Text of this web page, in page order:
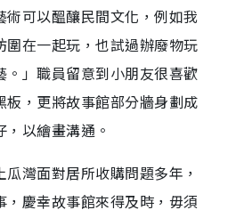
術可以醞釀民間文化，例如我
圍在一起玩，也試過辦廢物玩
。」職員留意到小朋友很喜歡
板，更將故事館部分牆身劃成
以繪畫溝通。
灣面對居所收購問題多年，
，慶幸故事館來得及時，毋須